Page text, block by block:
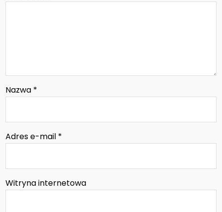
Nazwa *
Adres e-mail *
Witryna internetowa